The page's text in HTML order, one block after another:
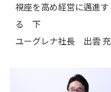
視座を高め経営に邁進す
る 下
ユーグレナ社長 出雲 充